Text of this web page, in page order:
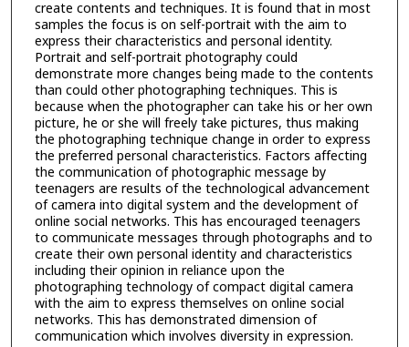
create contents and techniques. It is found that in most
samples the focus is on self-portrait with the aim to
express their characteristics and personal identity.
Portrait and self-portrait photography could
demonstrate more changes being made to the contents
than could other photographing techniques. This is
because when the photographer can take his or her own
picture, he or she will freely take pictures, thus making
the photographing technique change in order to express
the preferred personal characteristics. Factors affecting
the communication of photographic message by
teenagers are results of the technological advancement
of camera into digital system and the development of
online social networks. This has encouraged teenagers
to communicate messages through photographs and to
create their own personal identity and characteristics
including their opinion in reliance upon the
photographing technology of compact digital camera
with the aim to express themselves on online social
networks. This has demonstrated dimension of
communication which involves diversity in expression.